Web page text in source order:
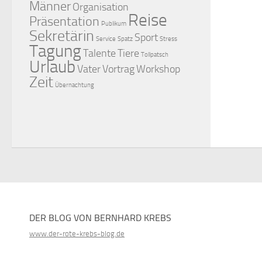
MännerOrganisation
Präsentation Publikum Reise
Sekretärin Service Spatz Sport Stress
TagungTalenteTiere Tollpatsch
UrlaubVaterVortragWorkshop
Zeit Übernachtung
DER BLOG VON BERNHARD KREBS
www.der-rote-krebs-blog.de